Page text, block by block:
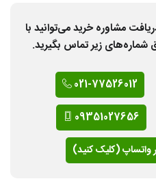
مشاوره خرید می‌توانید با
شماره‌های زیر تماس بگیرید.
021-77526012
09351027656
واتساپ (کلیک کنید)